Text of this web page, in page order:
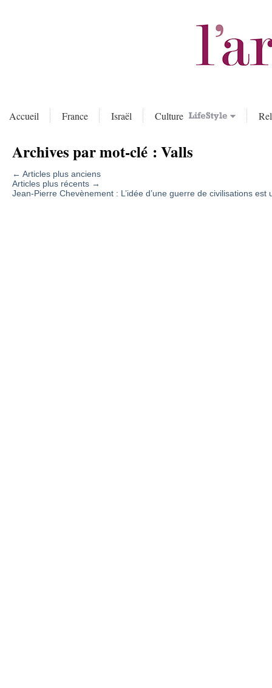
Accueil France Israël Culture
Archives par mot-clé :Valls
← Articles plus anciens
Articles plus récents →
Jean-Pierre Chevènement : L’idée d’une guerre de civilisations est